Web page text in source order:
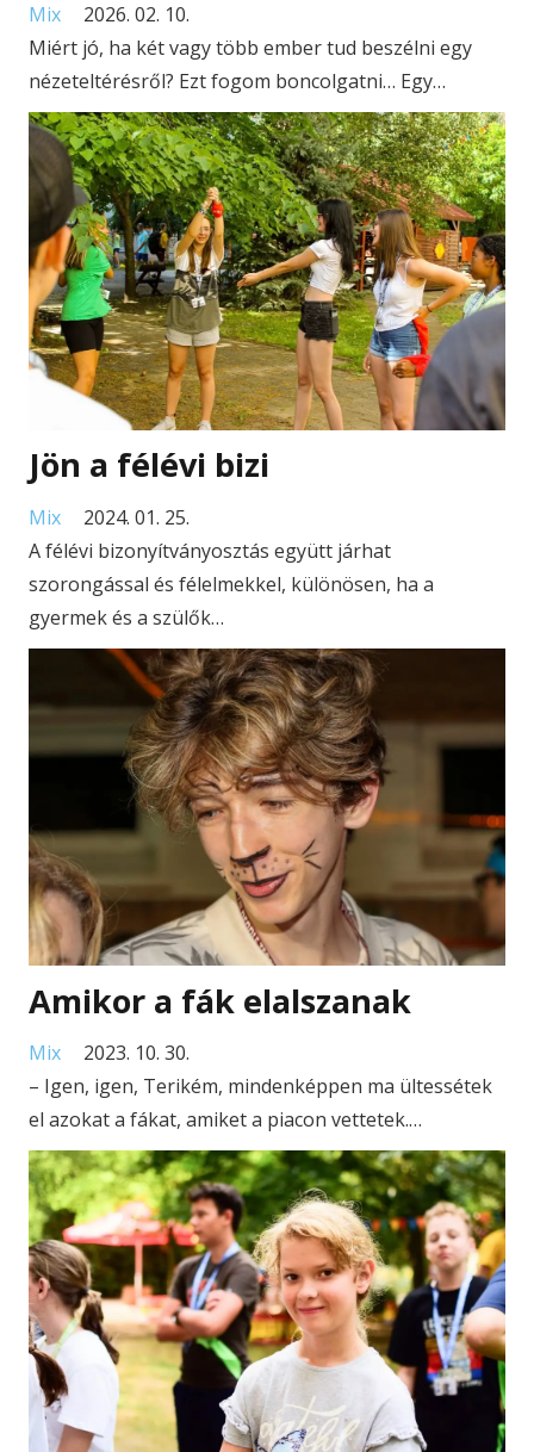
Mix
2026. 02. 10.
Miért jó, ha két vagy több ember tud beszélni egy
nézeteltérésről? Ezt fogom boncolgatni… Egy…
Jön a félévi bizi
Mix
2024. 01. 25.
A félévi bizonyítványosztás együtt járhat
szorongással és félelmekkel, különösen, ha a
gyermek és a szülők…
Amikor a fák elalszanak
Mix
2023. 10. 30.
– Igen, igen, Terikém, mindenképpen ma ültessétek
el azokat a fákat, amiket a piacon vettetek.…